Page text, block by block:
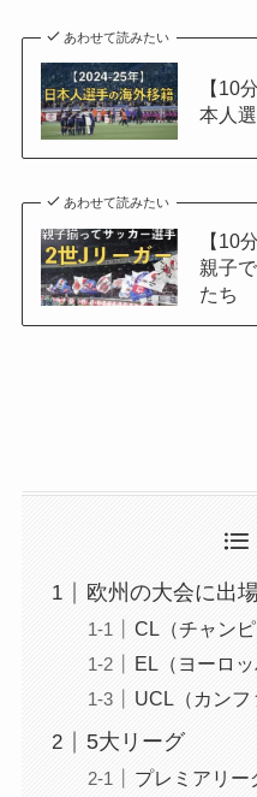
あわせて読みたい
【10
本人
あわせて読みたい
【10
親子
たち
欧州の大会に出
CL（チャンピ
EL（ヨーロッ
UCL（カンフ
5大リーグ
プレミアリー